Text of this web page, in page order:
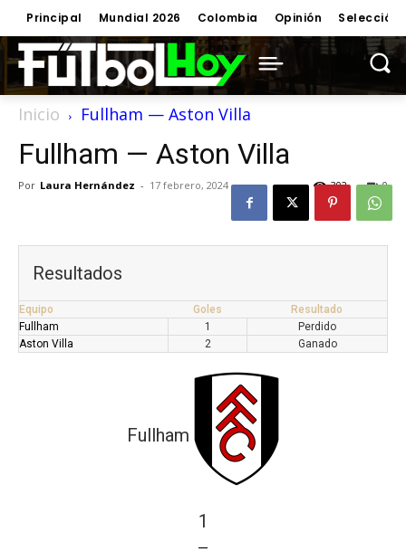
Principal Mundial 2026 Colombia Opinión Selección
Inicio Fullham — Aston Villa
Fullham — Aston Villa
Por Laura Hernández - 17 febrero, 2024 0
302
Resultados
Equipo Goles
Resultado
Fullham
1
Perdido
Aston Villa
2 Ganado
Fullham
1